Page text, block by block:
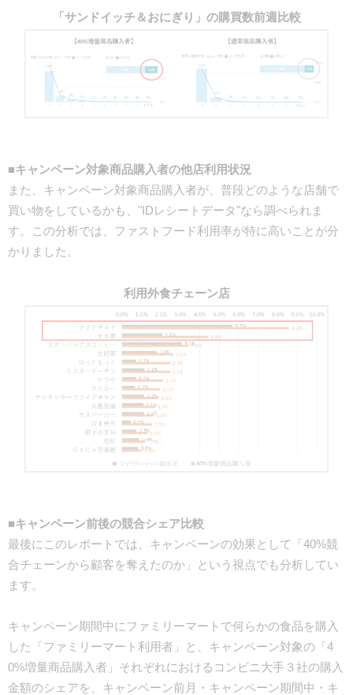
「サンドイッチ＆おにぎり」の購買数前週比較
■キャンペーン対象商品購入者の他店利用状況
また、キャンペーン対象商品購入者が、普段どのような店舗で
買い物をしているかも、"IDレシートデータ"なら調べられま
す。この分析では、ファストフード利用率が特に高いことが分
かりました。
利用外食チェーン店
■キャンペーン前後の競合シェア比較
最後にこのレポートでは、キャンペーンの効果として「40%競
合チェーンから顧客を奪えたのか」という視点でも分析してい
ます。
キャンペーン期間中にファミリーマートで何らかの食品を購入
した「ファミリーマート利用者」と、キャンペーン対象の「4
0%増量商品購入者」それぞれにおけるコンビニ大手３社の購入
金額のシェアを、キャンペーン前月・キャンペーン期間中・キ